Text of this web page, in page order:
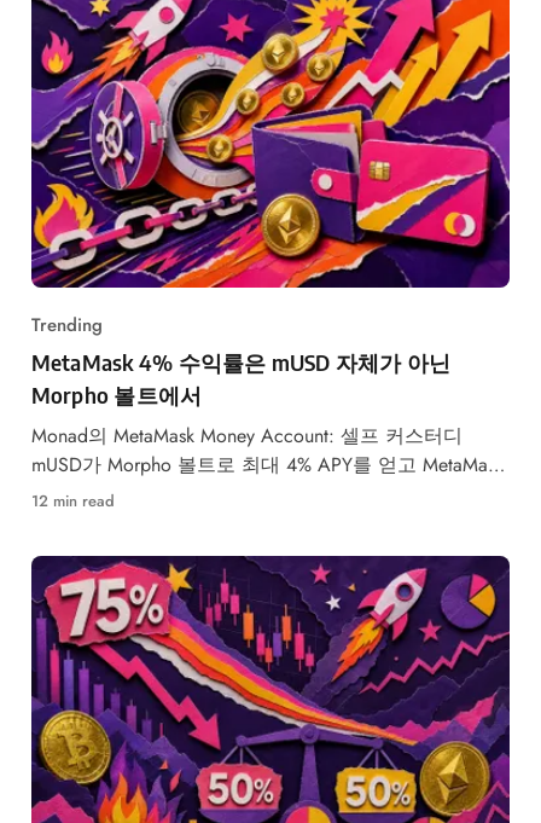
Trending
MetaMask 4% 수익률은 mUSD 자체가 아닌
Morpho 볼트에서
Monad의 MetaMask Money Account: 셀프 커스터디
mUSD가 Morpho 볼트로 최대 4% APY를 얻고 MetaMask
Card 결제도 지원합니다.
12 min read